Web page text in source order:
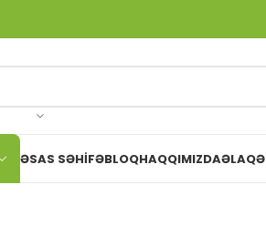
ƏSAS SƏHIFƏBLOQHAQQIMIZDAƏLAQƏ